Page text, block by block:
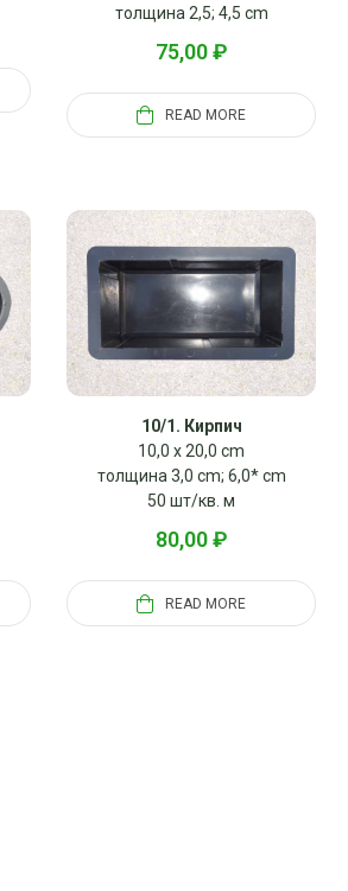
толщина 2,5; 4,5 cm
75,00₽
READ MORE
10/1. Кирпич
10,0 x 20,0 cm
толщина 3,0 cm; 6,0* cm
50 шт/кв. м
80,00₽
READ MORE